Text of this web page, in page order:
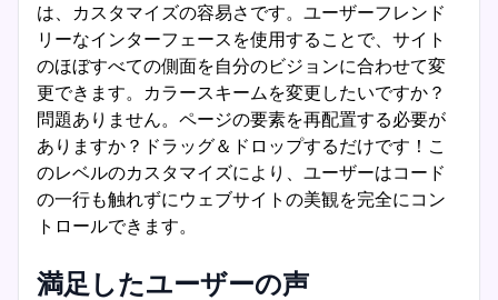
は、カスタマイズの容易さです。ユーザーフレンド
リーなインターフェースを使用することで、サイト
のほぼすべての側面を自分のビジョンに合わせて変
更できます。カラースキームを変更したいですか？
問題ありません。ページの要素を再配置する必要が
ありますか？ドラッグ＆ドロップするだけです！こ
のレベルのカスタマイズにより、ユーザーはコード
の一行も触れずにウェブサイトの美観を完全にコン
トロールできます。
満足したユーザーの声